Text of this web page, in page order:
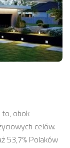
to, obok
celów.
53,7% Polaków